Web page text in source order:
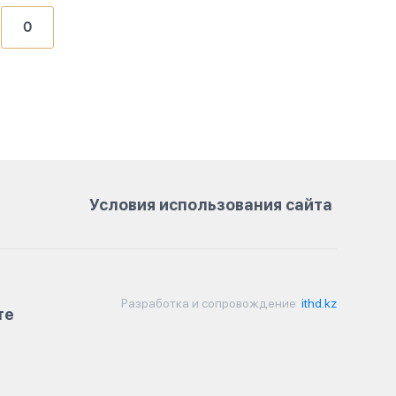
0
Условия использования сайта
Разработка и сопровождение ithd.kz